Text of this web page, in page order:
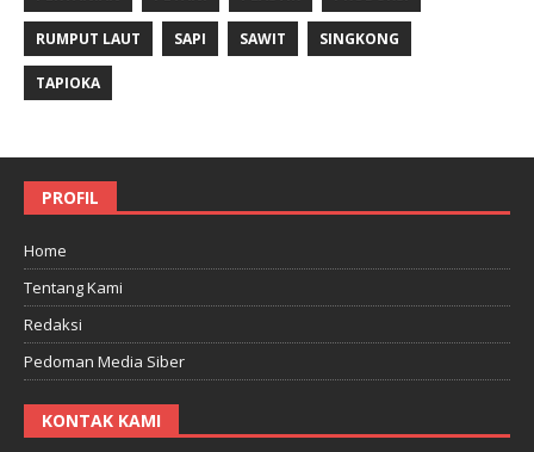
RUMPUT LAUT SAPI SAWIT SINGKONG
TAPIOKA
PROFIL
Home
Tentang Kami
Redaksi
Pedoman Media Siber
KONTAK KAMI